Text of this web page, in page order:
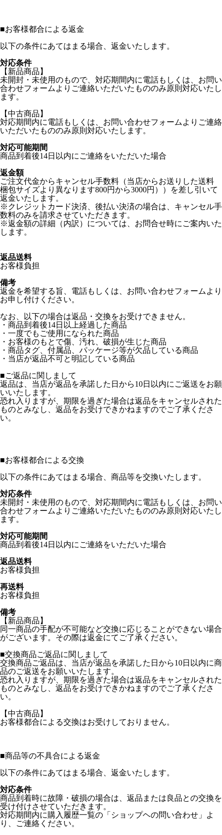
■お客様都合による返金
以下の条件にあてはまる場合、返金いたします。
対応条件
【新品商品】
未開封・未使用のもので、対応期間内に電話もしくは、お問い
合わせフォームよりご連絡いただいたもののみ原則対応いたし
ます。
【中古商品】
対応期間内に電話もしくは、お問い合わせフォームよりご連絡
いただいたもののみ原則対応いたします。
対応可能期間
商品到着後14日以内にご連絡をいただいた場合
返金額
ご注文代金からキャンセル手数料（当店からお送りした送料
梱包サイズより異なります800円から3000円））を差し引いて
返金いたします。
※クレジットカード決済、後払い決済の場合は、キャンセル手
数料のみを請求させていただきます。
※返金額の詳細（内訳）については、お問合せ時にご案内いた
します。
返品送料
お客様負担
備考
返金を希望する旨、電話もしくは、お問い合わせフォームより
お申し付けください。
なお、以下の場合は返品・交換をお受けできません。
・商品到着後14日以上経過した商品
・一度でもご使用になられた商品
・お客様のもとで傷、汚れ、破損が生じた商品
・商品タグ、付属品、パッケージ等が欠品している商品
・当店が返品不可と明記している商品
■ご返品に関しまして
返品は、当店が返品を承諾した日から10日以内にご返送をお願
いいたします。
恐れ入りますが、期限を過ぎた場合は返品をキャンセルされた
ものとみなし、返品をお受けできかねますのでご了承くださ
い。
■お客様都合による交換
以下の条件にあてはまる場合、商品等を交換いたします。
対応条件
未開封・未使用のもので、対応期間内に電話もしくは、お問い
合わせフォームよりご連絡いただいたもののみ原則対応いたし
ます。
対応可能期間
商品到着後14日以内にご連絡をいただいた場合
返品送料
お客様負担
再送料
お客様負担
備考
【新品商品】
同一商品の手配が不可能など交換に応じることができない場合
がございます。その際は返金にてご了承ください。
■交換商品ご返品に関しまして
交換商品ご返品は、当店が返品を承諾した日から10日以内に商
品のご返送をお願いいたします。
恐れ入りますが、期限を過ぎた場合は返品をキャンセルされた
ものとみなし、返品をお受けできかねますのでご了承くださ
い。
【中古商品】
お客様都合による交換はお受けしておりません。
■商品等の不具合による返金
以下の条件にあてはまる場合、返金いたします。
対応条件
商品到着時に故障・破損の場合は、返品または良品との交換を
受け付けさせていただきます。
対応期間内に購入履歴一覧の「ショップヘの問い合わせ」よ
り、ご連絡ください。